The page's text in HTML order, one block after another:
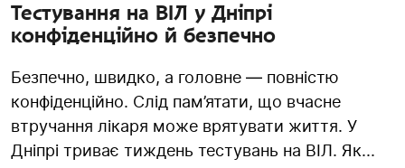
Тестування на ВІЛ у Дніпрі
конфіденційно й безпечно
Безпечно, швидко, а головне — повністю
конфіденційно. Слід пам’ятати, що вчасне
втручання лікаря може врятувати життя. У
Дніпрі триває тиждень тестувань на ВІЛ. Як...